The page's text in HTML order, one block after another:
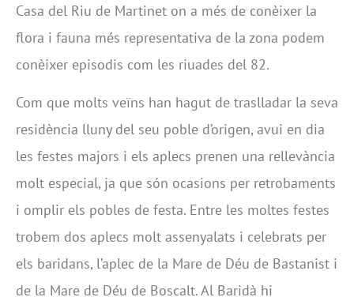
Casa del Riu de Martinet on a més de conèixer la
flora i fauna més representativa de la zona podem
conèixer episodis com les riuades del 82.
Com que molts veïns han hagut de traslladar la seva
residència lluny del seu poble d’origen, avui en dia
les festes majors i els aplecs prenen una rellevància
molt especial, ja que són ocasions per retrobaments
i omplir els pobles de festa. Entre les moltes festes
trobem dos aplecs molt assenyalats i celebrats per
els baridans, l’aplec de la Mare de Déu de Bastanist i
de la Mare de Déu de Boscalt. Al Baridà hi